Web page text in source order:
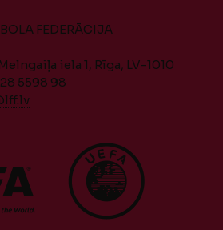
FEDERĀCIJA
iela 1, Rīga, LV-1010
5598 98